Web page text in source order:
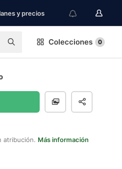
y precios
Colecciones 0
atribución. Más información